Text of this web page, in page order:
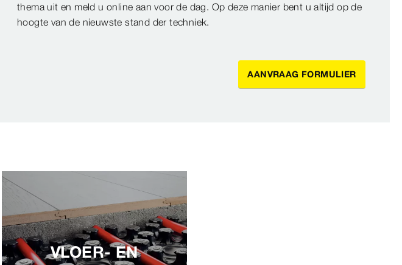
thema uit en meld u online aan voor de dag. Op deze manier bent u altijd op de
hoogte van de nieuwste stand der techniek.
AANVRAAG FORMULIER
VLOER- EN